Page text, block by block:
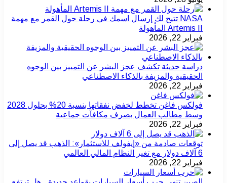
NASA تتيح لك إرسال اسمك في رحلة حول القمر مع مهمة
Artemis II المأهولة
فبراير 22, 2026
دراسة حديثة تكشف عجز البشر عن التمييز بين الوجوه
الحقيقية والمزيفة بالذكاء الاصطناعي
فبراير 22, 2026
فولكس فاغن تخطط لخفض نفقاتها بنسبة 20% بحلول 2028
وسط مطالب العمال بصرف مكافآت جماعية
فبراير 22, 2026
توقعات صادمة من «إيفولف للاستثمار»: الذهب قد يصل إلى
6 آلاف دولار مع تغير النظام المالي العالمي
فبراير 22, 2026